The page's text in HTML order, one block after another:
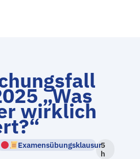
„Was
wirklich
Examensübungsklausur5
h